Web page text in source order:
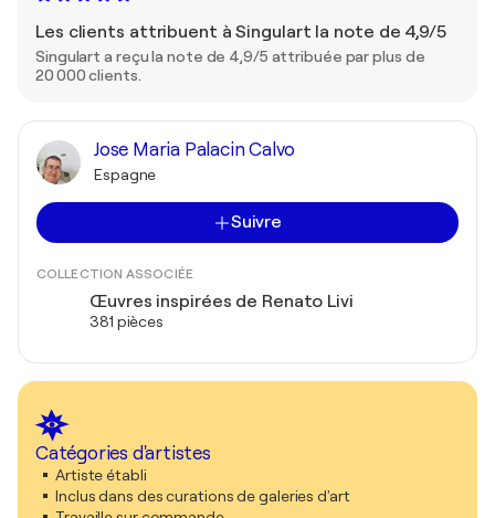
Les clients attribuent à Singulart la note de 4,9/5
Singulart a reçu la note de 4,9/5 attribuée par plus de
20 000 clients.
Jose Maria Palacin Calvo
Espagne
Suivre
COLLECTION ASSOCIÉE
Œuvres inspirées de Renato Livi
381 pièces
Catégories d'artistes
Artiste établi
Inclus dans des curations de galeries d'art